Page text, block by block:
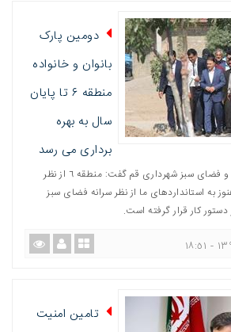
دومین پارک
بانوان و خانواده
منطقه ۶ تا پایان
سال به بهره
برداری می رسد
مدیرعامل سازمان پارک‌ها و فضای سبز شهرداری قم گفت: منطقه ٦ از نظر
به استانداردهای ما از نظر سرانه فضای سبز
کار قرار گرفته است.
تامین امنیت